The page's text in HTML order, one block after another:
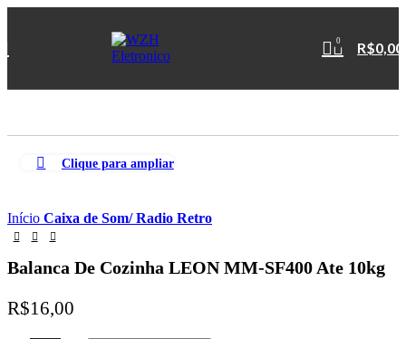
0 R$0,00
Clique para ampliar
Início Caixa de Som/ Radio Retro
Balanca De Cozinha LEON MM-SF400 Ate 10kg
R$16,00